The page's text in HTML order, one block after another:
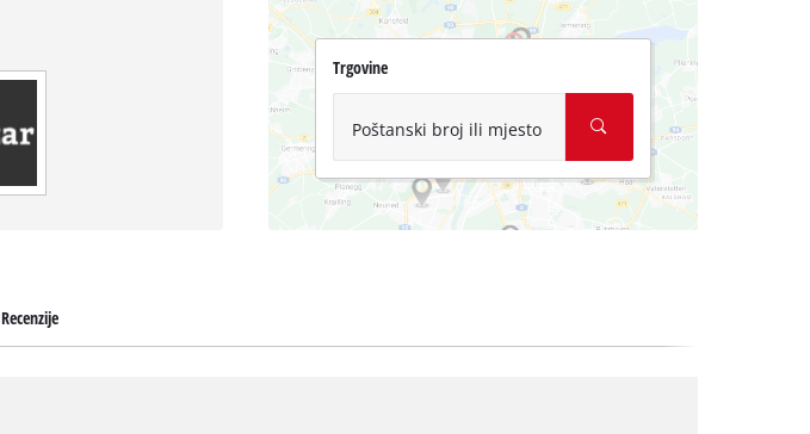
Trgovine
Poštanski broj ili mjesto
Recenzije